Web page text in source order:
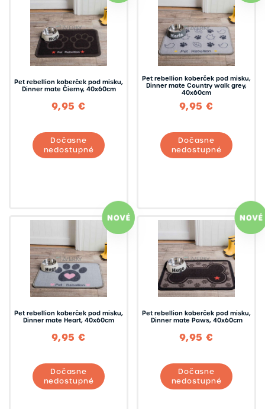
Pet rebellion koberček pod misku,
Dinner mate Čierny, 40x60cm
9,95 €
Dočasne
nedostupné
Pet rebellion koberček pod misku,
Dinner mate Country walk grey,
40x60cm
9,95 €
Dočasne
nedostupné
Pet rebellion koberček pod misku,
Dinner mate Heart, 40x60cm
9,95 €
Dočasne
nedostupné
Pet rebellion koberček pod misku,
Dinner mate Paws, 40x60cm
9,95 €
Dočasne
nedostupné